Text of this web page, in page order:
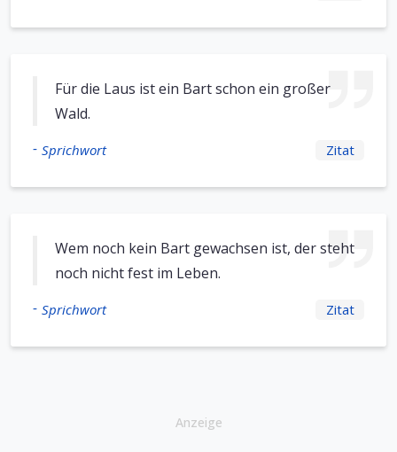
Für die Laus ist ein Bart schon ein großer
Wald.
- Sprichwort Zitat
Wem noch kein Bart gewachsen ist, der steht
noch nicht fest im Leben.
- Sprichwort Zitat
Anzeige